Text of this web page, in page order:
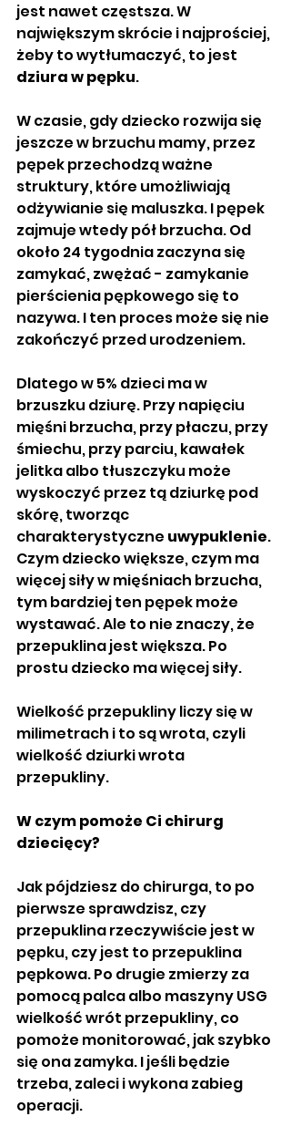
jest nawet częstsza. W
największym skrócie i najprościej,
żeby to wytłumaczyć, to jest
dziura w pępku.
W czasie, gdy dziecko rozwija się
jeszcze w brzuchu mamy, przez
pępek przechodzą ważne
struktury, które umożliwiają
odżywianie się maluszka. I pępek
zajmuje wtedy pół brzucha. Od
około 24 tygodnia zaczyna się
zamykać, zwężać - zamykanie
pierścienia pępkowego się to
nazywa. I ten proces może się nie
zakończyć przed urodzeniem.
Dlatego w 5% dzieci ma w
brzuszku dziurę. Przy napięciu
mięśni brzucha, przy płaczu, przy
śmiechu, przy parciu, kawałek
jelitka albo tłuszczyku może
wyskoczyć przez tą dziurkę pod
skórę, tworząc
charakterystyczne uwypuklenie.
Czym dziecko większe, czym ma
więcej siły w mięśniach brzucha,
tym bardziej ten pępek może
wystawać. Ale to nie znaczy, że
przepuklina jest większa. Po
prostu dziecko ma więcej siły.
Wielkość przepukliny liczy się w
milimetrach i to są wrota, czyli
wielkość dziurki wrota
przepukliny.
W czym pomoże Ci chirurg
dziecięcy?
Jak pójdziesz do chirurga, to po
pierwsze sprawdzisz, czy
przepuklina rzeczywiście jest w
pępku, czy jest to przepuklina
pępkowa. Po drugie zmierzy za
pomocą palca albo maszyny USG
wielkość wrót przepukliny, co
pomoże monitorować, jak szybko
się ona zamyka. I jeśli będzie
trzeba, zaleci i wykona zabieg
operacji.